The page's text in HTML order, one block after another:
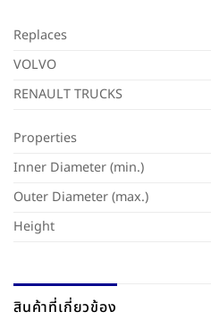
Replaces
VOLVO
RENAULT TRUCKS
Properties
Inner Diameter (min.)
Outer Diameter (max.)
Height
สินค้าที่เกี่ยวข้อง